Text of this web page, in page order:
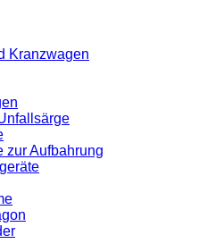
Kranzwagen
zur Aufbahrung